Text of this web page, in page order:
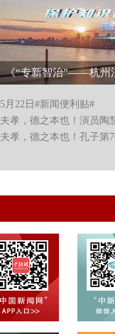
5月22日#新闻便利贴#
夫孝，德之本也！演员陶